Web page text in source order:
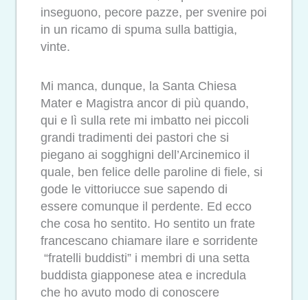
inseguono, pecore pazze, per svenire poi
in un ricamo di spuma sulla battigia,
vinte.
Mi manca, dunque, la Santa Chiesa
Mater e Magistra ancor di più quando,
qui e lì sulla rete mi imbatto nei piccoli
grandi tradimenti dei pastori che si
piegano ai sogghigni dell’Arcinemico il
quale, ben felice delle paroline di fiele, si
gode le vittoriucce sue sapendo di
essere comunque il perdente. Ed ecco
che cosa ho sentito. Ho sentito un frate
francescano chiamare ilare e sorridente
“fratelli buddisti” i membri di una setta
buddista giapponese atea e incredula
che ho avuto modo di conoscere